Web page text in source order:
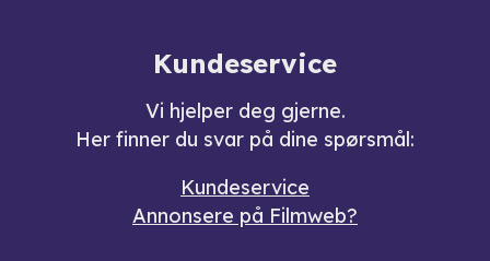
Kundeservice
Vi hjelper deg gjerne.
Her finner du svar på dine spørsmål:
Kundeservice
Annonsere på Filmweb?